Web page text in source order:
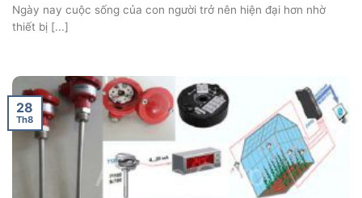
Ngày nay cuộc sống của con người trở nên hiện đại hơn nhờ
thiết bị [...]
28
Th8